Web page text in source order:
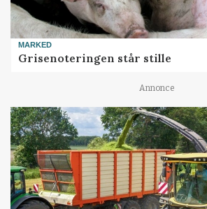
MARKED
Grisenoteringen står stille
Annonce